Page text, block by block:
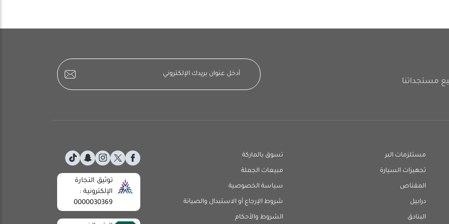
مستلزمات البر
تجهيزات السيارة
المقناص
درابيل
البنادق
تسوق بالماركة
مبيعات الجملة
سياسة الخصوصية
شروط الإرجاع أو الاستبدال والصيانة
الشروط والأحكام
توثيق التجارة
الإلكترونية :
0000030369